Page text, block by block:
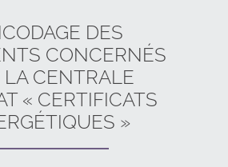
DES
CONCERNÉS
LA CENTRALE
« CERTIFICATS
»